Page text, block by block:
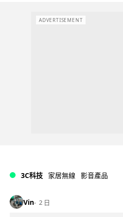
ADVERTISEMENT
3C科技 家居無線 影音產品
Vin 2 日